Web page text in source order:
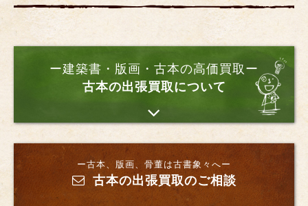
ー建築書・版画・古本の高価買取ー
古本の出張買取について
ー古本、版画、骨董は古書象々へー
古本の出張買取のご相談